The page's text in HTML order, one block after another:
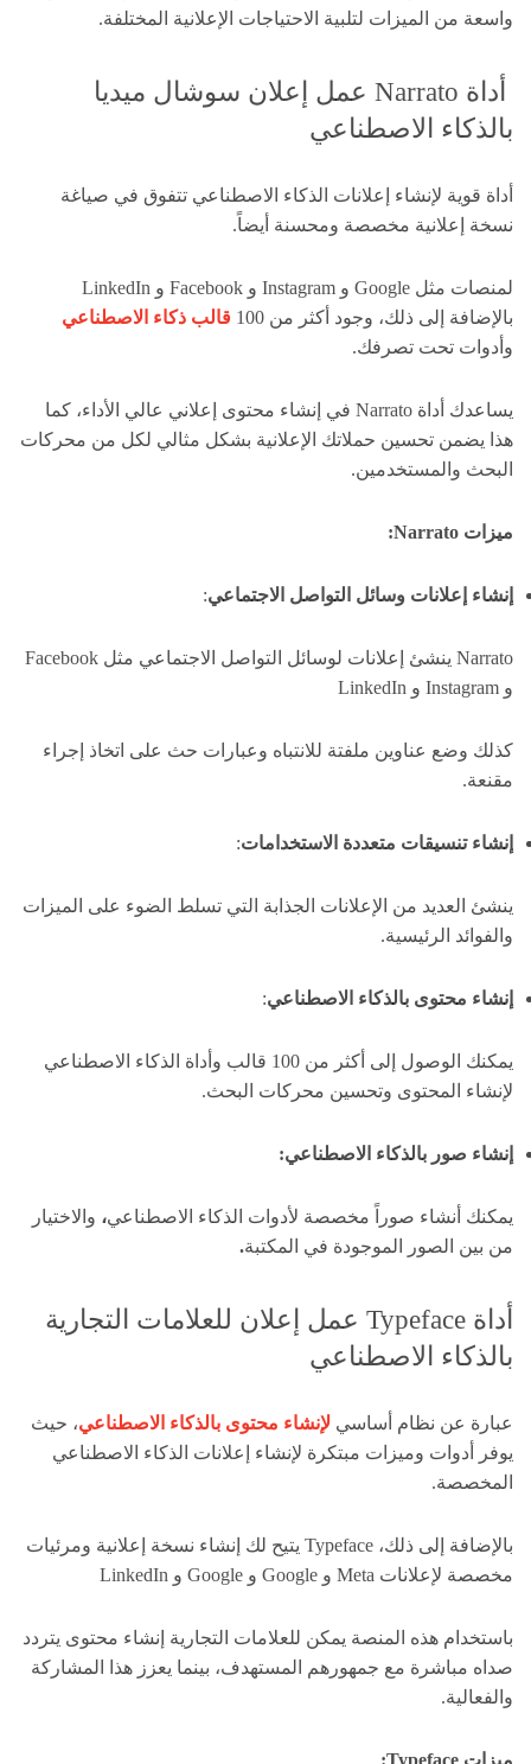
واسعة من الميزات لتلبية الاحتياجات الإعلانية المختلفة.
أداة Narrato عمل إعلان سوشال ميديا
بالذكاء الاصطناعي
أداة قوية لإنشاء إعلانات الذكاء الاصطناعي تتفوق في صياغة
نسخة إعلانية مخصصة ومحسنة أيضاً.
لمنصات مثل Google و Instagram و Facebook و LinkedIn
بالإضافة إلى ذلك، وجود أكثر من 100
قالب ذكاء الاصطناعي
وأدوات تحت تصرفك.
يساعدك أداة Narrato في إنشاء محتوى إعلاني عالي الأداء، كما
هذا يضمن تحسين حملاتك الإعلانية بشكل مثالي لكل من محركات
البحث والمستخدمين.
ميزات Narrato:
إنشاء إعلانات وسائل التواصل الاجتماعي:
Narrato ينشئ إعلانات لوسائل التواصل الاجتماعي مثل Facebook
و Instagram و LinkedIn
كذلك وضع عناوين ملفتة للانتباه وعبارات حث على اتخاذ إجراء
مقنعة.
إنشاء تنسيقات متعددة الاستخدامات:
ينشئ العديد من الإعلانات الجذابة التي تسلط الضوء على الميزات
والفوائد الرئيسية.
إنشاء محتوى بالذكاء الاصطناعي:
يمكنك الوصول إلى أكثر من 100 قالب وأداة الذكاء الاصطناعي
لإنشاء المحتوى وتحسين محركات البحث.
إنشاء صور بالذكاء الاصطناعي:
يمكنك أنشاء صوراً مخصصة لأدوات الذكاء الاصطناعي، والاختيار
من بين الصور الموجودة في المكتبة.
أداة Typeface عمل إعلان للعلامات التجارية
بالذكاء الاصطناعي
عبارة عن نظام أساسي لإنشاء محتوى بالذكاء الاصطناعي، حيث
يوفر أدوات وميزات مبتكرة لإنشاء إعلانات الذكاء الاصطناعي
المخصصة.
بالإضافة إلى ذلك، Typeface يتيح لك إنشاء نسخة إعلانية ومرئيات
مخصصة لإعلانات Meta و Google و Google و LinkedIn
باستخدام هذه المنصة يمكن للعلامات التجارية إنشاء محتوى يتردد
صداه مباشرة مع جمهورهم المستهدف، بينما يعزز هذا المشاركة
والفعالية.